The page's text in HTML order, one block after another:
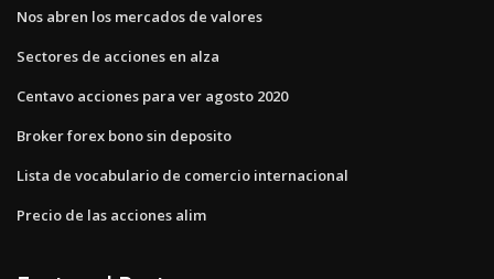
Nos abren los mercados de valores
Sectores de acciones en alza
Centavo acciones para ver agosto 2020
Broker forex bono sin deposito
Lista de vocabulario de comercio internacional
Precio de las acciones alim